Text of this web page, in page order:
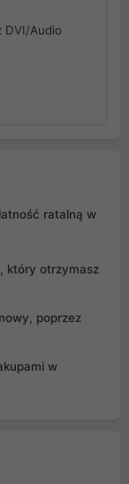
DVI/Audio
ratalną w
który otrzymasz
poprzez
w